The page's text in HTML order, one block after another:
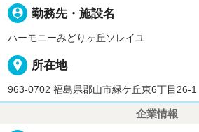
person_pin 勤務先・施設名
ハーモニーみどりヶ丘ソレイユ
place 所在地
963-0702 福島県郡山市緑ケ丘東6丁目26-1
企業情報